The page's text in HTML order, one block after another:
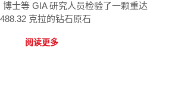
博士等 GIA 研究人员检验了一颗重达
克拉的钻石原石
阅读更多